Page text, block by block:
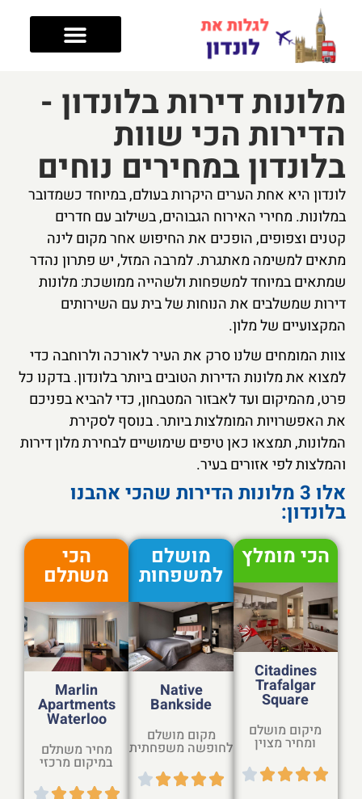
מלונות דירות בלונדון -
הדירות הכי שוות
בלונדון במחירים נוחים
לונדון היא אחת הערים היקרות בעולם, במיוחד כשמדובר
במלונות. מחירי האירוח הגבוהים, בשילוב עם חדרים
קטנים וצפופים, הופכים את החיפוש אחר מקום לינה
מתאים למשימה מאתגרת. למרבה המזל, יש פתרון נהדר
שמתאים במיוחד למשפחות ולשהייה ממושכת: מלונות
דירות שמשלבים את הנוחות של בית עם השירותים
המקצועיים של מלון.
צוות המומחים שלנו סרק את העיר לאורכה ולרוחבה כדי
למצוא את מלונות הדירות הטובים ביותר בלונדון. בדקנו כל
פרט, מהמיקום ועד לאבזור המטבחון, כדי להביא בפניכם
את האפשרויות המומלצות ביותר. בנוסף לסקירת
המלונות, תמצאו כאן טיפים שימושיים לבחירת מלון דירות
והמלצות לפי אזורים בעיר.
אלו 3 מלונות הדירות שהכי אהבנו
בלונדון:
מושלם
למשפחות
Native
Bankside
מקום מושלם
לחופשה משפחתית
הכי מומלץ
Citadines
Trafalgar
Square
מיקום מושלם
ומחיר מצוין
הכי
משתלם
Marlin
Apartments
Waterloo
מחיר משתלם
במיקום מרכזי